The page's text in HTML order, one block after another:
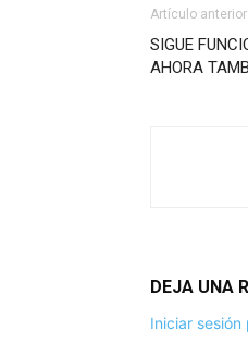
Artículo anterior
SIGUE
AHORA
DEJA UNA
Iniciar